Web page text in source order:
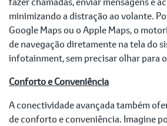
minimizando a distração ao volante.
Google Maps ou o Apple Maps, o
de navegação diretamente na tela do
infotainment, sem precisar olhar para
Conforto e Conveniência
A conectividade avançada também
de conforto e conveniência. Imagine